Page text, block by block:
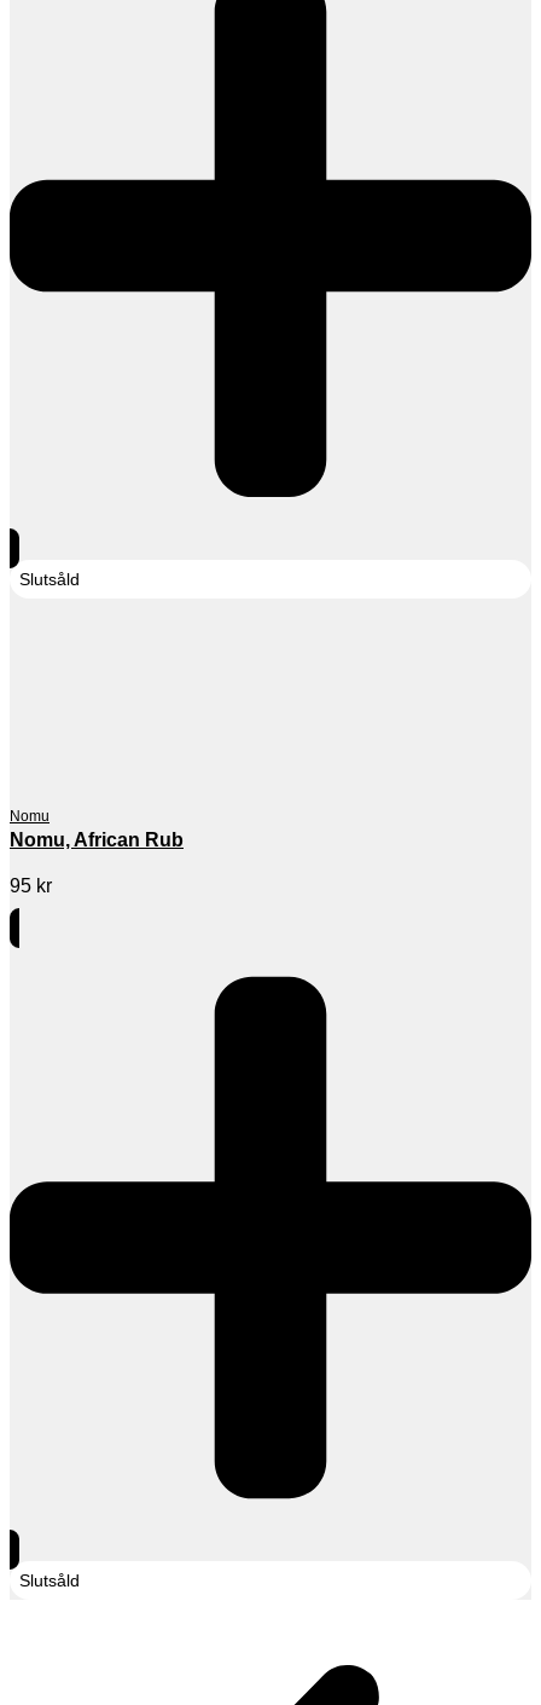
Slutsåld
Nomu
Nomu, African Rub
95 kr
Slutsåld